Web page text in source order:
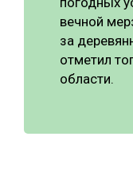
вечной
за
отметил
области.